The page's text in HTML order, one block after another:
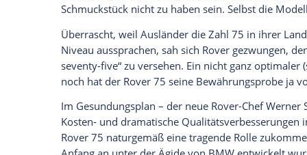
den Weg in eine gesicherte Zukunft
die Chancen nicht schlecht stehen: Er
Die ersten Monate im LebendesRover
ihm der neueJaguarS-Type bei der
Dann mußte dieFirmenleitung
ist, als angenommen. Und schließlich